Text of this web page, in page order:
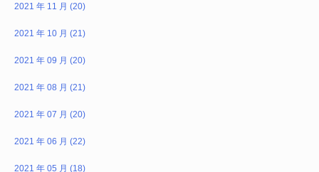
2021 年 11 月 (20)
2021 年 10 月 (21)
2021 年 09 月 (20)
2021 年 08 月 (21)
2021 年 07 月 (20)
2021 年 06 月 (22)
2021 年 05 月 (18)